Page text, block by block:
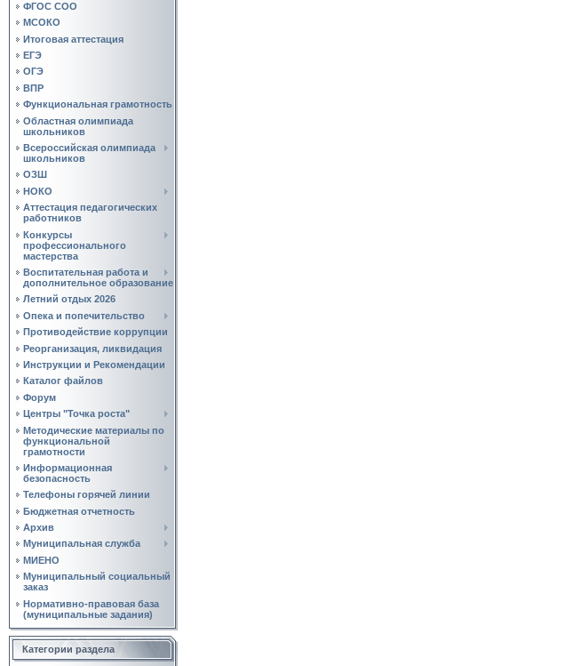
ФГОС СОО
МСОКО
Итоговая аттестация
ЕГЭ
ОГЭ
ВПР
Функциональная грамотность
Областная олимпиада
школьников
Всероссийская олимпиада
школьников
ОЗШ
НОКО
Аттестация педагогических
работников
Конкурсы
профессионального
мастерства
Воспитательная работа и
дополнительное образование
Летний отдых 2026
Опека и попечительство
Противодействие коррупции
Реорганизация, ликвидация
Инструкции и Рекомендации
Каталог файлов
Форум
Центры "Точка роста"
Методические материалы по
функциональной
грамотности
Информационная
безопасность
Телефоны горячей линии
Бюджетная отчетность
Архив
Муниципальная служба
МИЕНО
Муниципальный социальный
заказ
Нормативно‑правовая база
(муниципальные задания)
Категории раздела